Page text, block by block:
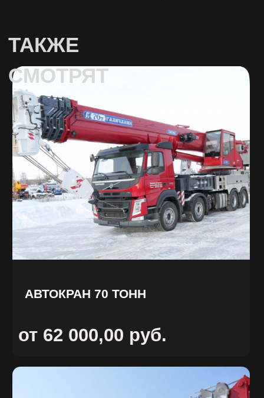
АВТОКРАН 50 ТОНН
от 45 000,00 руб.
АВТОКРАН 40 ТОНН